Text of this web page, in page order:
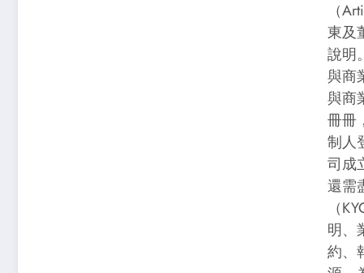
（
東及
說明
與商
與商
冊冊
制人
司成
還需
（
明、
約、